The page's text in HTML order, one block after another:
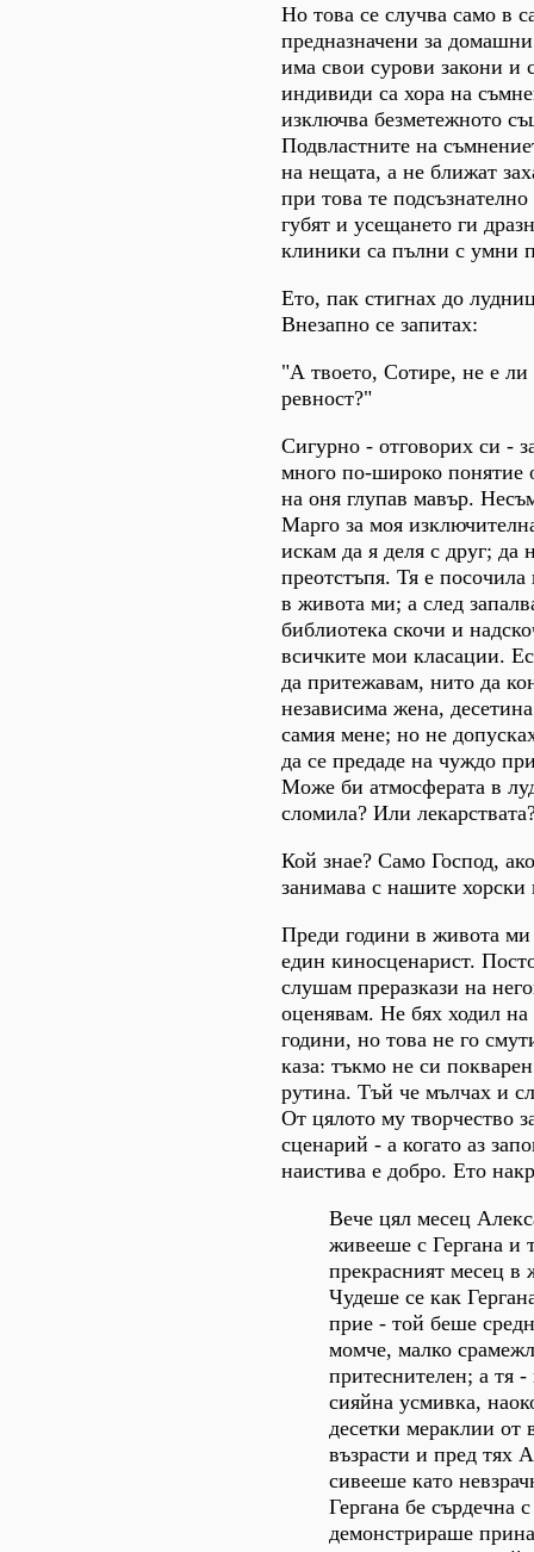
Но това се случва само в
предназначени за
има свои сурови закони и
индивиди са хора на
изключва безметежното
Подвластните на
на нещата, а не ближат
при това те подсъзнателно
губят и усещането ги
клиники са пълни с умни
Ето, пак стигнах до
Внезапно се запитах:
"А твоето, Сотире, не е
ревност?"
Сигурно - отговорих си -
много по-широко понятие
на оня глупав мавър.
Марго за моя
искам да я деля с друг; да
преотстъпя. Тя е
в живота ми; а след
библиотека скочи и
всичките мои класации.
да притежавам, нито да
независима жена,
самия мене; но не
да се предаде на чуждо
Може би атмосферата в
сломила? Или
Кой знае? Само Господ,
занимава с нашите хорски
Преди години в живота ми
един киносценарист.
слушам преразкази на
оценявам. Не бях ходил на
години, но това не го
каза: тъкмо не си
рутина. Тъй че мълчах и
От цялото му творчество
сценарий - а когато аз
наистива е добро. Ето
Вече цял месец
живееше с Гергана и
прекрасният месец в
Чудеше се как
прие - той беше
момче, малко
притеснителен; а тя -
сияйна усмивка,
десетки мераклии от
възрасти и пред тях
сивееше като
Гергана бе сърдечна
демонстрираше